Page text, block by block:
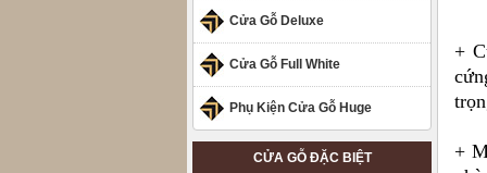
Cửa Gỗ Deluxe
Cửa Gỗ Full White
Phụ Kiện Cửa Gỗ Huge
CỬA GỖ ĐẶC BIỆT
+
+